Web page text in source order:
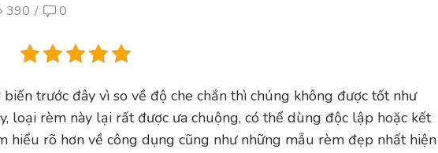
390 / 0
trước đây vì so về độ che chắn thì chúng không được tốt như
loại rèm này lại rất được ưa chuộng, có thể dùng độc lập hoặc kết
rõ hơn về công dụng cũng như những mẫu rèm đẹp nhất hiện